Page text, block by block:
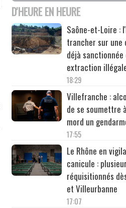
D'HEURE EN HEURE
Saône-et-Loire :
trancher sur une
déjà
extraction
18:29
Villefranche :
de se soumettre
mord un
17:55
Le Rhône en
canicule :
réquisitionnés
et Villeurbanne
17:07